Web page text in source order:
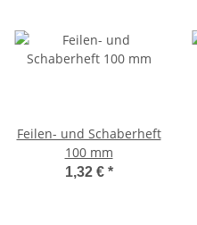
Feilen- und Schaberheft
100 mm
1,32 € *